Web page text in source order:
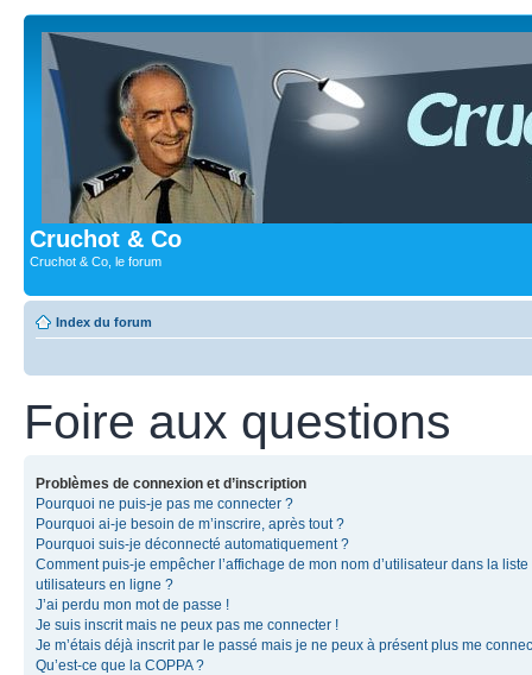
Cruchot & Co
Cruchot & Co, le forum
Index du forum
Foire aux questions
Problèmes de connexion et d’inscription
Pourquoi ne puis-je pas me connecter ?
Pourquoi ai-je besoin de m’inscrire, après tout ?
Pourquoi suis-je déconnecté automatiquement ?
Comment puis-je empêcher l’affichage de mon nom d’utilisateur dans la liste
utilisateurs en ligne ?
J’ai perdu mon mot de passe !
Je suis inscrit mais ne peux pas me connecter !
Je m’étais déjà inscrit par le passé mais je ne peux à présent plus me
Qu’est-ce que la COPPA ?